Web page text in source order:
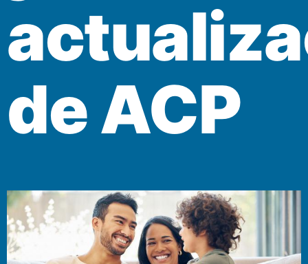
de ACP